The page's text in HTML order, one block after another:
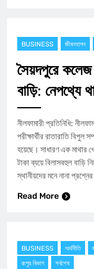
BUSINESS জীবনযাপন
সৈয়দপুরে
বাড়ি: নেপথ্যে
​নীলফামারী প্রতিনিধি:
পরীক্ষার্থীর রাতারাতি বিপুল
হয়েছে। সাধারণ এক মাথার
টাকা ব্যয়ে বিলাসবহুল বাড়ি
স্থানীয়দের মনে নানা
Read More
BUSINESS অর্থনীতি
রংপুর বিভাগ
সর্বশেষ